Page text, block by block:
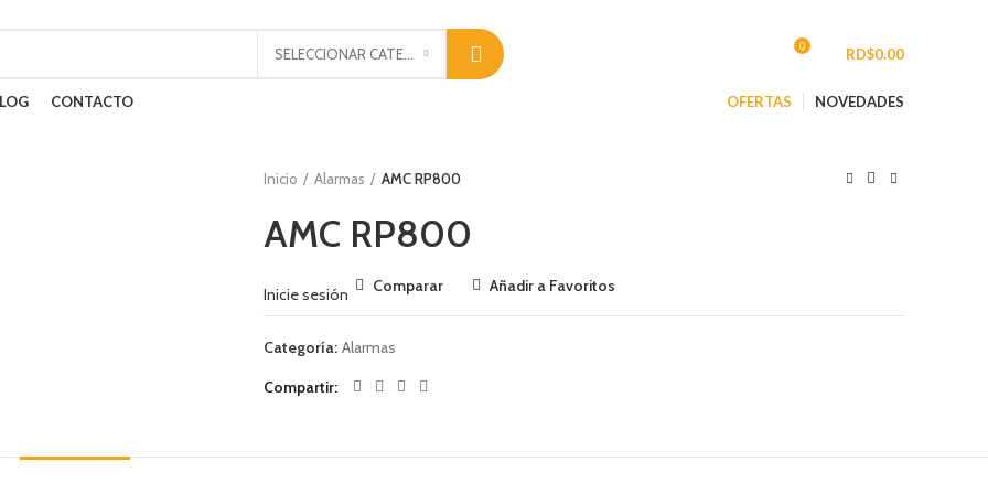
0 RD$0.00
CONTACTO OFERTAS NOVEDADES
Inicio
Alarmas AMC RP800
AMC RP800
Inicie sesión Comparar Añadir a Favoritos
Categoría: Alarmas
Compartir